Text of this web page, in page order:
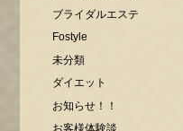
ブライダルエステ
Fostyle
未分類
ダイエット
お知らせ！！
お客様体験談